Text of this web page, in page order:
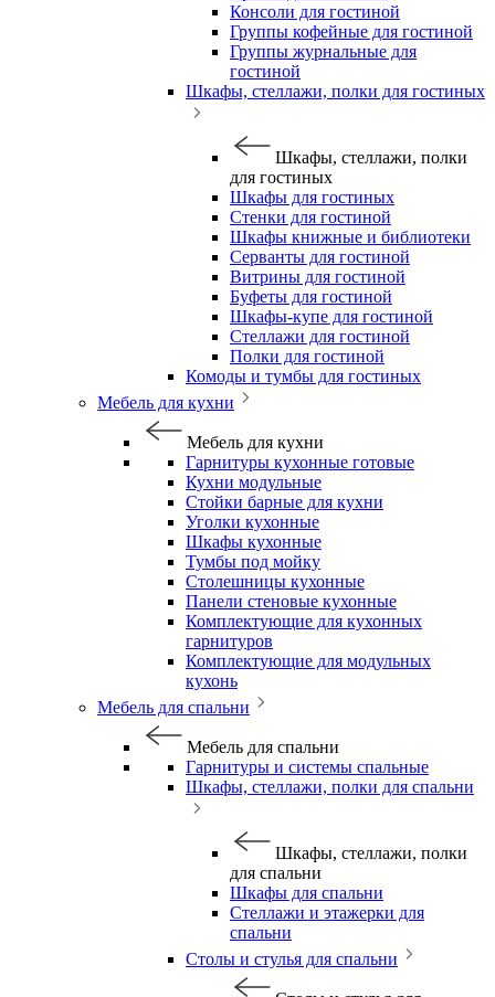
Консоли для гостиной
Группы кофейные для гостиной
Группы журнальные для
гостиной
Шкафы, стеллажи, полки для гостиных
Шкафы, стеллажи, полки
для гостиных
Шкафы для гостиных
Стенки для гостиной
Шкафы книжные и библиотеки
Серванты для гостиной
Витрины для гостиной
Буфеты для гостиной
Шкафы-купе для гостиной
Стеллажи для гостиной
Полки для гостиной
Комоды и тумбы для гостиных
Мебель для кухни
Мебель для кухни
Гарнитуры кухонные готовые
Кухни модульные
Стойки барные для кухни
Уголки кухонные
Шкафы кухонные
Тумбы под мойку
Столешницы кухонные
Панели стеновые кухонные
Комплектующие для кухонных
гарнитуров
Комплектующие для модульных
кухонь
Мебель для спальни
Мебель для спальни
Гарнитуры и системы спальные
Шкафы, стеллажи, полки для спальни
Шкафы, стеллажи, полки
для спальни
Шкафы для спальни
Стеллажи и этажерки для
спальни
Столы и стулья для спальни